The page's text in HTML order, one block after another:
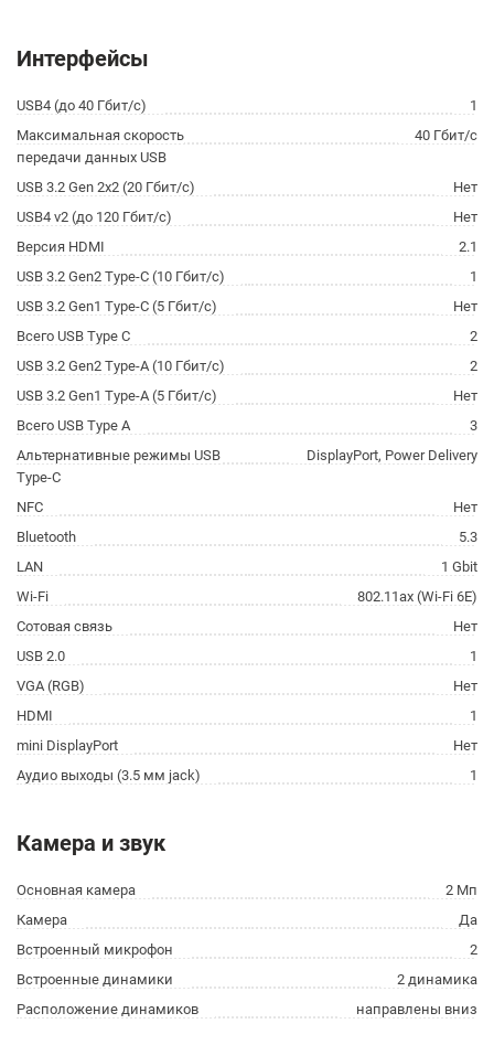
Интерфейсы
USB4 (до 40 Гбит/с)
1
Максимальная скорость
передачи данных USB
40 Гбит/с
USB 3.2 Gen 2x2 (20 Гбит/с)
Нет
USB4 v2 (до 120 Гбит/с)
Нет
Версия HDMI
2.1
USB 3.2 Gen2 Type-C (10 Гбит/с)
1
USB 3.2 Gen1 Type-C (5 Гбит/с)
Нет
Всего USB Type C
2
USB 3.2 Gen2 Type-A (10 Гбит/с)
2
USB 3.2 Gen1 Type-A (5 Гбит/с)
Нет
Всего USB Type A
3
Альтернативные режимы USB
Type-C
DisplayPort, Power Delivery
NFC
Нет
Bluetooth
5.3
LAN
1 Gbit
Wi-Fi
802.11ax (Wi-Fi 6E)
Сотовая связь
Нет
USB 2.0
1
VGA (RGB)
Нет
HDMI
1
mini DisplayPort
Нет
Аудио выходы (3.5 мм jack)
1
Камера и звук
Основная камера
2 Мп
Камера
Да
Встроенный микрофон
2
Встроенные динамики
2 динамика
Расположение динамиков
направлены вниз